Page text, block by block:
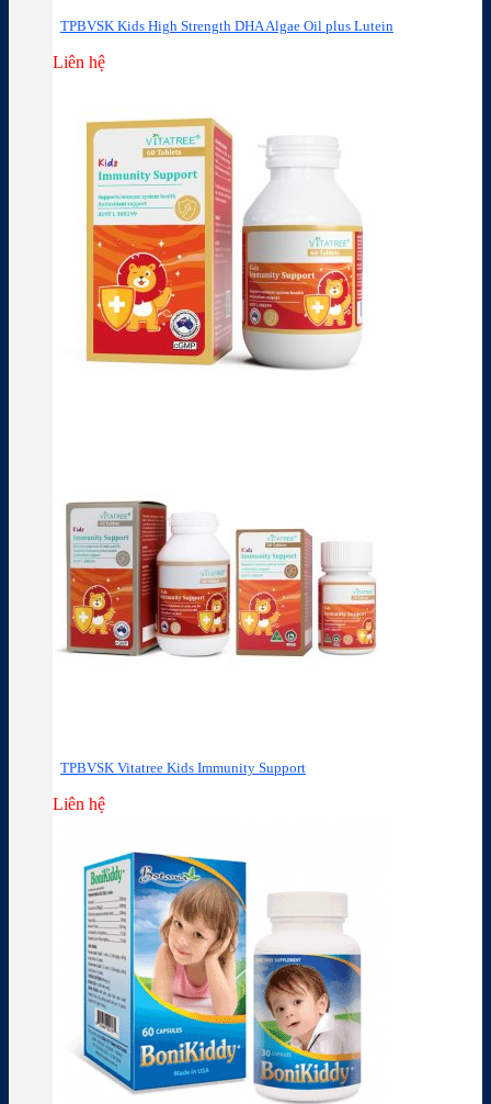
TPBVSK Kids High Strength DHA Algae Oil plus Lutein
Liên hệ
TPBVSK Vitatree Kids Immunity Support
Liên hệ